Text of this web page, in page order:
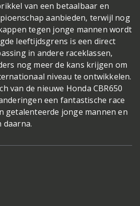
van een betaalbaar en
aanbieden, terwijl nog
tegen jonge mannen wordt
leeftijdsgrens is een direct
in andere raceklassen,
nog meer de kans krijgen om
niveau te ontwikkelen.
van de nieuwe Honda CBR650
een fantastische race
getalenteerde jonge mannen en
daarna.